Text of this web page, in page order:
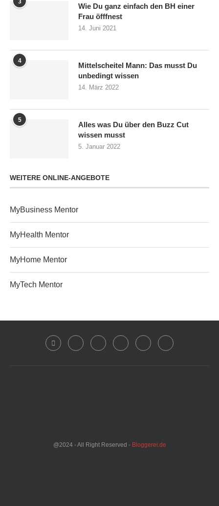
Wie Du ganz einfach den BH einer
Frau öfffnest
14. Juni 2021
4
Mittelscheitel Mann: Das musst Du
unbedingt wissen
14. März 2022
5
Alles was Du über den Buzz Cut
wissen musst
5. Januar 2022
WEITERE ONLINE-ANGEBOTE
MyBusiness Mentor
MyHealth Mentor
MyHome Mentor
MyTech Mentor
@2024 - All Right Reserved - Bloggerei.de